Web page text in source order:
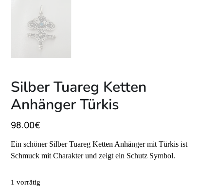
Silber Tuareg Ketten
Anhänger Türkis
98.00€
Ein schöner Silber Tuareg Ketten Anhänger mit Türkis ist
Schmuck mit Charakter und zeigt ein Schutz Symbol.
1 vorrätig